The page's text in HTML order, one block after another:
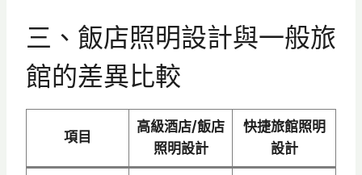
三、飯店照明設計與一般旅
館的差異比較
項目
高級酒店/飯店
照明設計
快捷旅館照明
設計